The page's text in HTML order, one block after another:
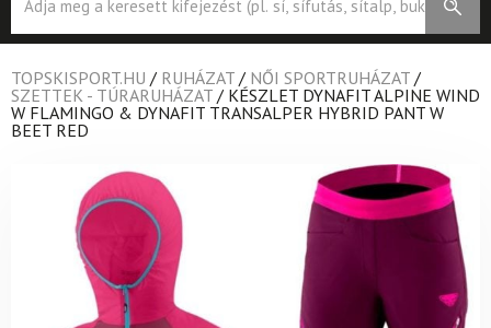
search
TOPSKISPORT.HU / RUHÁZAT / NŐI SPORTRUHÁZAT /
SZETTEK - TÚRARUHÁZAT / KÉSZLET DYNAFIT ALPINE WIND
W FLAMINGO & DYNAFIT TRANSALPER HYBRID PANT W
BEET RED